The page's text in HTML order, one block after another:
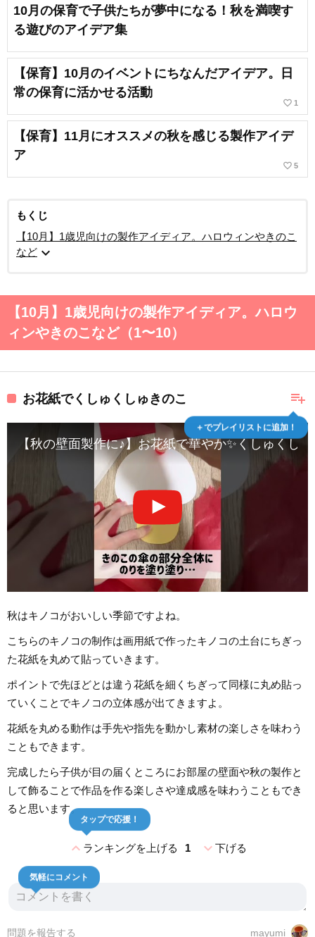
10月の保育で子供たちが夢中になる！秋を満喫す
る遊びのアイデア集
【保育】10月のイベントにちなんだアイデア。日
常の保育に活かせる活動
favorite_border 1
【保育】11月にオススメの秋を感じる製作アイデ
ア
favorite_border 5
もくじ
【10月】1歳児向けの製作アイディア。ハロウィンやきのこ
など expand_more
【10月】1歳児向けの製作アイディア。ハロウ
ィンやきのこなど（1〜10）
playlist_add
＋でプレイリストに追加！
お花紙でくしゅくしゅきのこ
【秋の壁面製作に♪】お花紙で華やか✨くしゅく
秋はキノコがおいしい季節ですよね。
こちらのキノコの制作は画用紙で作ったキノコの土台にちぎっ
た花紙を丸めて貼っていきます。
ポイントで先ほどとは違う花紙を細くちぎって同様に丸め貼っ
ていくことでキノコの立体感が出てきますよ。
花紙を丸める動作は手先や指先を動かし素材の楽しさを味わう
こともできます。
完成したら子供が目の届くところにお部屋の壁面や秋の製作と
して飾ることで作品を作る楽しさや達成感を味わうこともでき
ると思います。
expand_lessランキングを上げる 1
タップで応援！
expand_more下げる
気軽にコメント
mayumi
問題を報告する